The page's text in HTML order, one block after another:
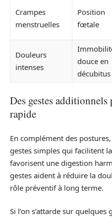
Crampes
menstruelles
Position
fœtale
Douleurs
intenses
douce en
décubitus
Des gestes
rapide
En complément des
gestes simples qui facilitent
favorisent une digestion
gestes aident à réduire la
rôle préventif à long terme.
Si l’on s’attarde sur